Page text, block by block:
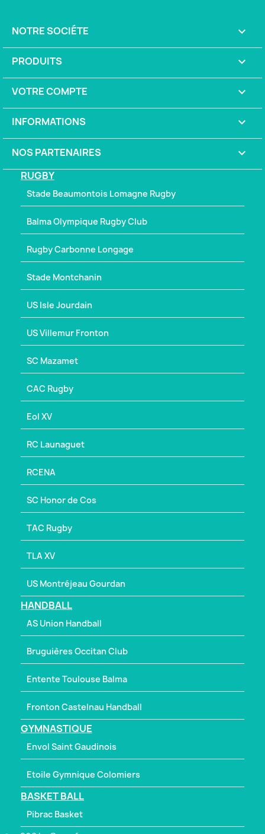
NOTRE SOCIÉTE 
PRODUITS 
VOTRE COMPTE 
INFORMATIONS keyboard_arrow_down
NOS PARTENAIRES 
RUGBY
Stade Beaumontois Lomagne Rugby
Balma Olympique Rugby Club
Rugby Carbonne Longage
Stade Montchanin
US Isle Jourdain
US Villemur Fronton
SC Mazamet
CAC Rugby
Eol XV
RC Launaguet
RCENA
SC Honor de Cos
TAC Rugby
TLA XV
US Montréjeau Gourdan
HANDBALL
AS Union Handball
Bruguières Occitan Club
Entente Toulouse Balma
Fronton Castelnau Handball
GYMNASTIQUE
Envol Saint Gaudinois
Etoile Gymnique Colomiers
BASKET BALL
Pibrac Basket